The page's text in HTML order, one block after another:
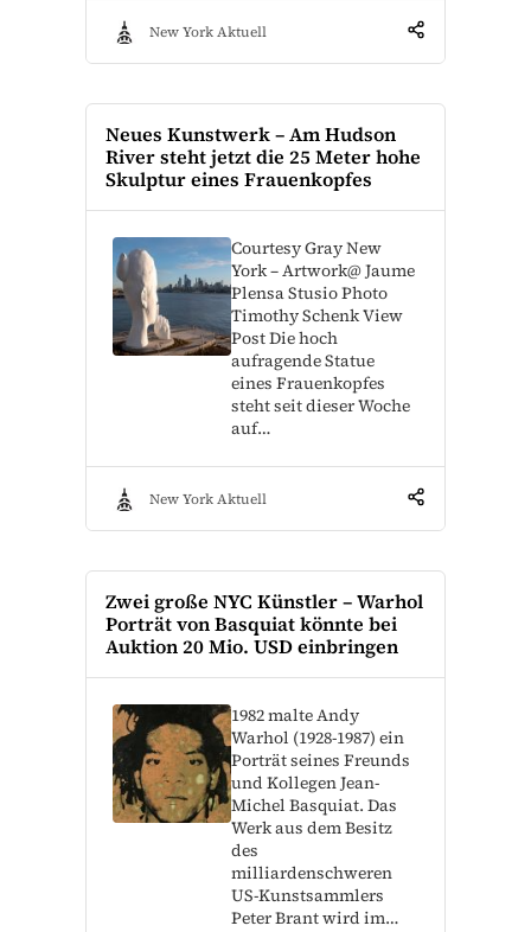
New York Aktuell
Neues Kunstwerk – Am Hudson
River steht jetzt die 25 Meter hohe
Skulptur eines Frauenkopfes
Courtesy Gray New
York – Artwork@ Jaume
Plensa Stusio Photo
Timothy Schenk View
Post Die hoch
aufragende Statue
eines Frauenkopfes
steht seit dieser Woche
auf…
New York Aktuell
Zwei große NYC Künstler – Warhol
Porträt von Basquiat könnte bei
Auktion 20 Mio. USD einbringen
1982 malte Andy
Warhol (1928-1987) ein
Porträt seines Freunds
und Kollegen Jean-
Michel Basquiat. Das
Werk aus dem Besitz
des
milliardenschweren
US-Kunstsammlers
Peter Brant wird im…